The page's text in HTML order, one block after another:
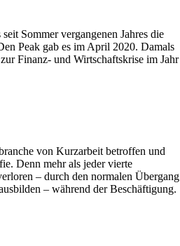
Sommer vergangenen Jahres die
Peak gab es im April 2020. Damals
Finanz- und Wirtschaftskrise im Jahr
von Kurzarbeit betroffen und
Denn mehr als jeder vierte
– durch den normalen Übergang
– während der Beschäftigung.